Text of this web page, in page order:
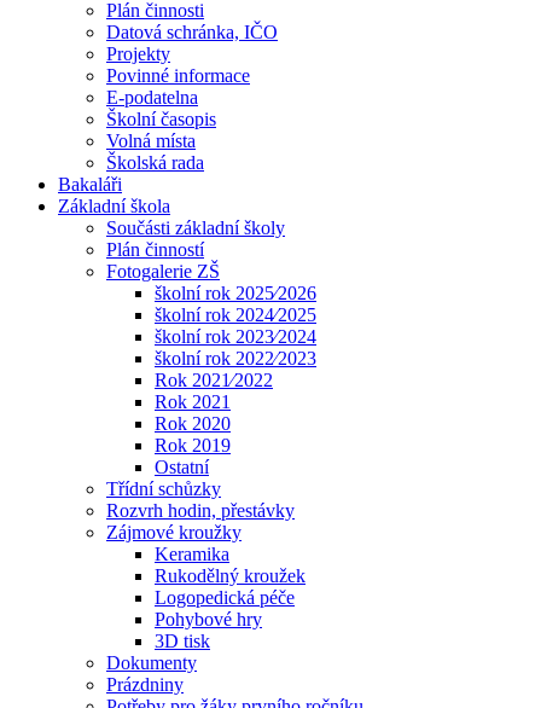
Plán činnosti
Datová schránka, IČO
Projekty
Povinné informace
E-podatelna
Školní časopis
Volná místa
Školská rada
Bakaláři
Základní škola
Součásti základní školy
Plán činností
Fotogalerie ZŠ
školní rok 2025⁄2026
školní rok 2024⁄2025
školní rok 2023⁄2024
školní rok 2022⁄2023
Rok 2021⁄2022
Rok 2021
Rok 2020
Rok 2019
Ostatní
Třídní schůzky
Rozvrh hodin, přestávky
Zájmové kroužky
Keramika
Rukodělný kroužek
Logopedická péče
Pohybové hry
3D tisk
Dokumenty
Prázdniny